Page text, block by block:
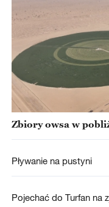
Zbiory owsa w
Pływanie na pustyni
Pojechać do Turfan na